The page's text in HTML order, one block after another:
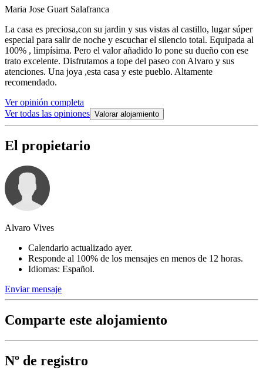
Maria Jose Guart Salafranca
La casa es preciosa,con su jardin y sus vistas al castillo, lugar súper
especial para salir de noche y escuchar el silencio total. Equipada al
100% , limpísima. Pero el valor añadido lo pone su dueño con ese
trato excelente. Disfrutamos a tope del paseo con Alvaro y sus
atenciones. Una joya ,esta casa y este pueblo. Altamente
recomendado.
Ver opinión completa
Ver todas las opiniones Valorar alojamiento
El propietario
Alvaro Vives
Calendario actualizado ayer.
Responde al 100% de los mensajes en menos de 12 horas.
Idiomas: Español.
Enviar mensaje
Comparte este alojamiento
Nº de registro